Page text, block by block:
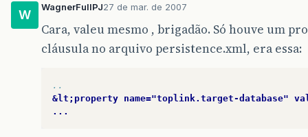
W
WagnerFullPJ27 de mar. de 2007
Cara, valeu mesmo , brigadão. Só houve um
cláusula no arquivo persistence.xml, era essa:
..
&lt;property name="toplink.target-database"
...